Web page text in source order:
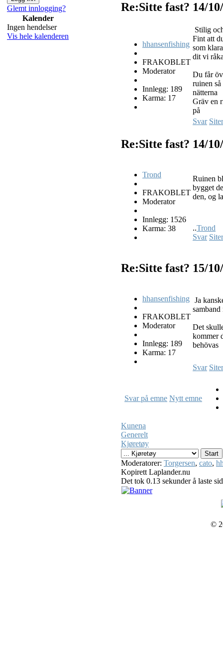
Glemt innlogging?
Kalender
Ingen hendelser
Vis hele kalenderen
Re:Sitte fast? 14/
hhansenfishing
FRAKOBLET
Moderator
Innlegg: 189
Karma: 17
Stilig
Fint att
som
dit vi
Du får
ruinen
nätterna
Gräv en
på
Svar Siter
Re:Sitte fast? 14/
Trond
FRAKOBLET
Moderator
Innlegg: 1526
Karma: 38
Ruinen
bygget
den, og
..Trond
Svar Siter
Re:Sitte fast? 15/
hhansenfishing
FRAKOBLET
Moderator
Innlegg: 189
Karma: 17
Ja
Det
kommer
behövas
Svar Siter
Svar på emne Nytt emne
Kunena
Generelt
Kjøretøy
Moderatorer: Torgersen, cato,
Kopirett Laplander.nu
Det tok 0.13 sekunder å laste
©